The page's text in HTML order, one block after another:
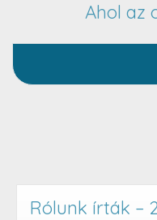
Ahol az
Rólunk írták –